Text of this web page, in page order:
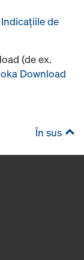
Indicaţiile de
(de ex.
Download
În sus